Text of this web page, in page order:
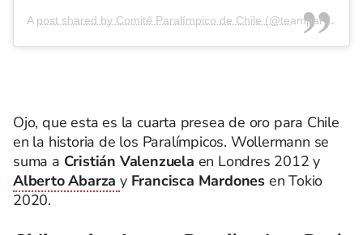
A post shared by Comité Paralímpico de Chile (@teamparachile)
Ojo, que esta es la cuarta presea de oro para Chile
en la historia de los Paralímpicos. Wollermann se
suma a Cristián Valenzuela en Londres 2012 y
Alberto Abarza y Francisca Mardones en Tokio
2020.